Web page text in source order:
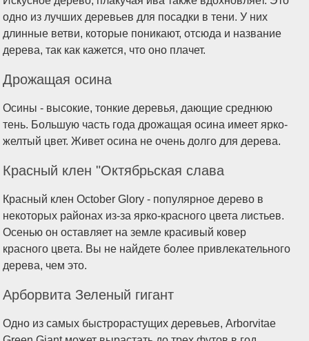
одно из лучших деревьев для посадки в тени. У них
длинные ветви, которые поникают, отсюда и название
дерева, так как кажется, что оно плачет.
Дрожащая осина
Осины - высокие, тонкие деревья, дающие среднюю
тень. Большую часть года дрожащая осина имеет ярко-
желтый цвет. Живет осина не очень долго для дерева.
Красный клен "Октябрьская слава
Красный клен October Glory - популярное дерево в
некоторых районах из-за ярко-красного цвета листьев.
Осенью он оставляет на земле красивый ковер
красного цвета. Вы не найдете более привлекательного
дерева, чем это.
Арборвита Зеленый гигант
Одно из самых быстрорастущих деревьев, Arborvitae